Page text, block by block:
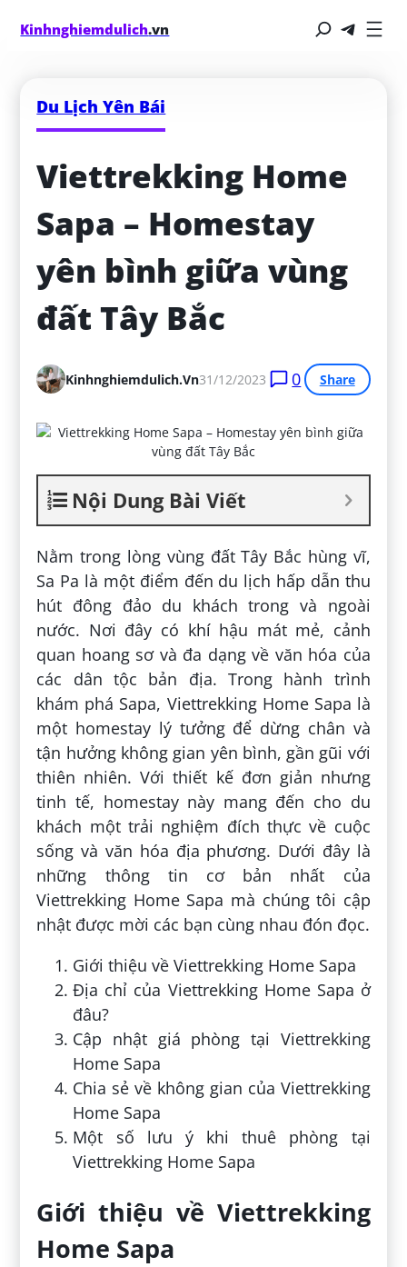
Kinhnghiemdulich.vn
Du Lịch Yên Bái
Viettrekking Home
Sapa – Homestay
yên bình giữa vùng
đất Tây Bắc
Kinhnghiemdulich.vn31/12/2023 0 Share
Nội Dung Bài Viết
Nằm trong lòng vùng đất Tây Bắc hùng vĩ,
Sa Pa là một điểm đến du lịch hấp dẫn thu
hút đông đảo du khách trong và ngoài
nước. Nơi đây có khí hậu mát mẻ, cảnh
quan hoang sơ và đa dạng về văn hóa của
các dân tộc bản địa. Trong hành trình
khám phá Sapa, Viettrekking Home Sapa là
một homestay lý tưởng để dừng chân và
tận hưởng không gian yên bình, gần gũi với
thiên nhiên. Với thiết kế đơn giản nhưng
tinh tế, homestay này mang đến cho du
khách một trải nghiệm đích thực về cuộc
sống và văn hóa địa phương. Dưới đây là
những thông tin cơ bản nhất của
Viettrekking Home Sapa mà chúng tôi cập
nhật được mời các bạn cùng nhau đón đọc.
Giới thiệu về Viettrekking Home Sapa
Địa chỉ của Viettrekking Home Sapa ở
đâu?
Cập nhật giá phòng tại Viettrekking
Home Sapa
Chia sẻ về không gian của Viettrekking
Home Sapa
Một số lưu ý khi thuê phòng tại
Viettrekking Home Sapa
Giới thiệu về Viettrekking
Home Sapa